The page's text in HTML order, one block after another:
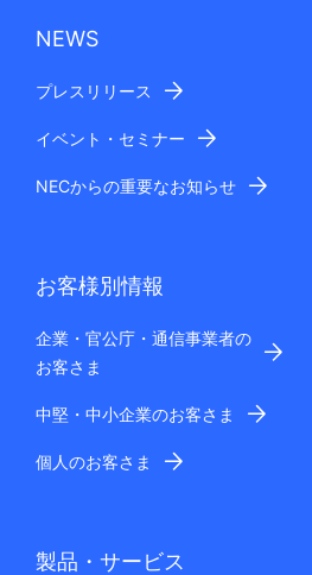
NEWS
プレスリリース
イベント・セミナー
NECからの重要なお知らせ
お客様別情報
企業・官公庁・通信事業者の
お客さま
中堅・中小企業のお客さま
個人のお客さま
製品・サービス